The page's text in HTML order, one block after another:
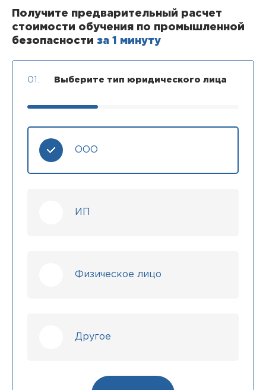
Получите предварительный расчет
стоимости обучения по промышленной
безопасности за 1 минуту
01. Выберите тип юридического лица
ООО
ИП
Физическое лицо
Другое